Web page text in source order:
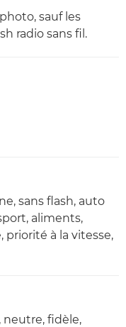
sauf les
radio sans fil.
sans flash, auto
aliments,
à la vitesse,
neutre, fidèle,